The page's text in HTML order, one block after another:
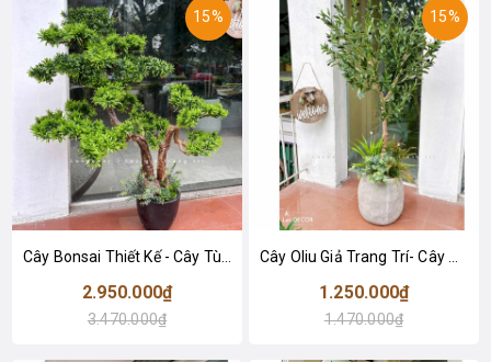
15%
2.950.000₫
3.470.000₫
15%
1.250.000₫
1.470.000₫